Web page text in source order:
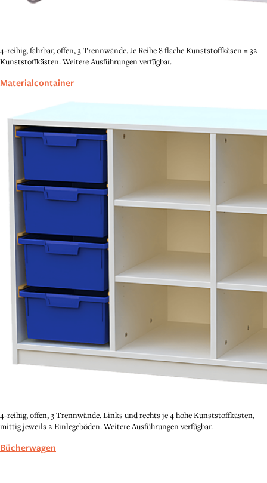
4-reihig, fahrbar, offen, 3 Trennwände. Je Reihe 8 flache Kunststoffkäsen = 32
Kunststoffkästen. Weitere Ausführungen verfügbar.
Materialcontainer
4-reihig, offen, 3 Trennwände. Links und rechts je 4 hohe Kunststoffkästen,
mittig jeweils 2 Einlegeböden. Weitere Ausführungen verfügbar.
Bücherwagen